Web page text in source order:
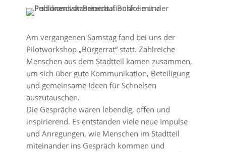
Am vergangenen Samstag fand bei uns der
Pilotworkshop „Bürgerrat“ statt. Zahlreiche
Menschen aus dem Stadtteil kamen zusammen,
um sich über gute Kommunikation, Beteiligung
und gemeinsame Ideen für Schnelsen
auszutauschen.
Die Gespräche waren lebendig, offen und
inspirierend. Es entstanden viele neue Impulse
und Anregungen, wie Menschen im Stadtteil
miteinander ins Gespräch kommen und